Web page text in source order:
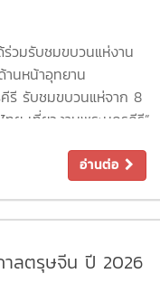
วมรับชมขบวนแห่งาน
นหน้าอุทยาน
คีรี รับชมขบวนแห่จาก 8
ย เที่ยวงานพระนครคีรี”
อ่านต่อ
าลตรุษจีน ปี 2026